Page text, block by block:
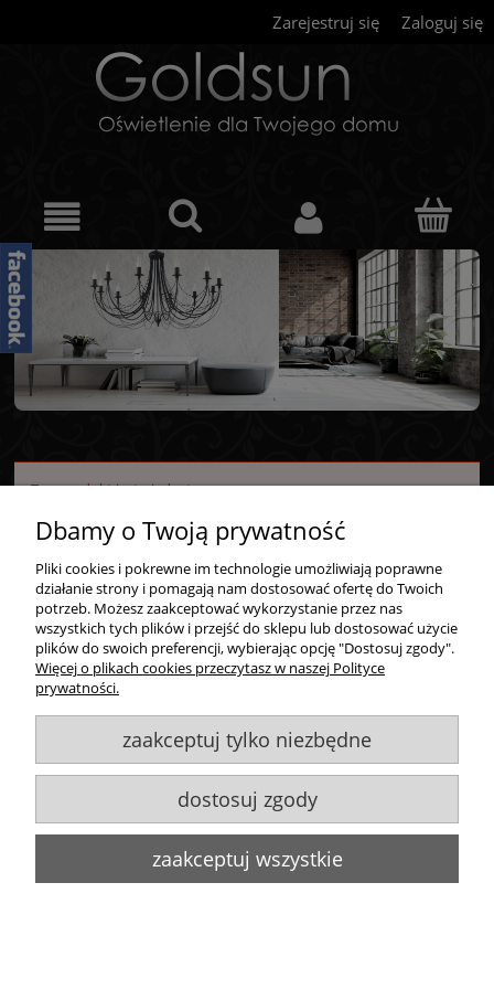
Zarejestruj się Zaloguj się
Ten produkt jest niedostępny.
Zakupy
Pomoc
Moje konto
Goldsun S.C., ul. Kukuczki 20/24, 42-224 Częstochowa,609484395,
Biuro, magazyn, zwroty, odbiór osobisty:ul. Starzyńskiego 6, 42-224
Częstochowa
Strony www PoznańDesignOrka
Dbamy o Twoją prywatność
Pliki cookies i pokrewne im technologie umożliwiają poprawne
działanie strony i pomagają nam dostosować ofertę do Twoich
potrzeb. Możesz zaakceptować wykorzystanie przez nas
wszystkich tych plików i przejść do sklepu lub dostosować użycie
plików do swoich preferencji, wybierając opcję "Dostosuj zgody".
Więcej o plikach cookies przeczytasz w naszej Polityce
prywatności.
zaakceptuj tylko niezbędne
dostosuj zgody
zaakceptuj wszystkie